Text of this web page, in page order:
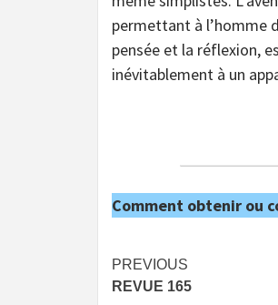
permettant à l’homme
pensée et la réflexion,
inévitablement à un
Comment obtenir ou
Post
navigation
PREVIOUS
REVUE 165